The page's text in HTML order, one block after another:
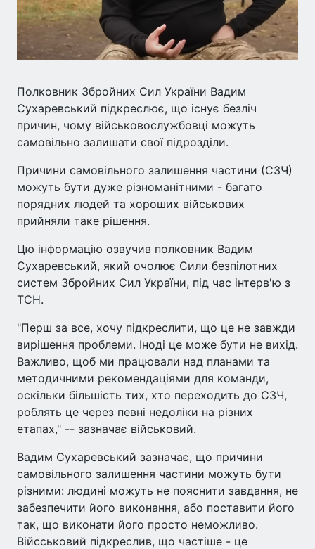
Полковник Збройних Сил України Вадим
Сухаревський підкреслює, що існує безліч
причин, чому військовослужбовці можуть
самовільно залишати свої підрозділи.
Причини самовільного залишення частини (СЗЧ)
можуть бути дуже різноманітними - багато
порядних людей та хороших військових
прийняли таке рішення.
Цю інформацію озвучив полковник Вадим
Сухаревський, який очолює Сили безпілотних
систем Збройних Сил України, під час інтерв'ю з
ТСН.
"Перш за все, хочу підкреслити, що це не завжди
вирішення проблеми. Іноді це може бути не вихід.
Важливо, щоб ми працювали над планами та
методичними рекомендаціями для команди,
оскільки більшість тих, хто переходить до СЗЧ,
роблять це через певні недоліки на різних
етапах," -- зазначає військовий.
Вадим Сухаревський зазначає, що причини
самовільного залишення частини можуть бути
різними: людині можуть не пояснити завдання, не
забезпечити його виконання, або поставити його
так, що виконати його просто неможливо.
Війсськовий підкреслив, що частіше - це